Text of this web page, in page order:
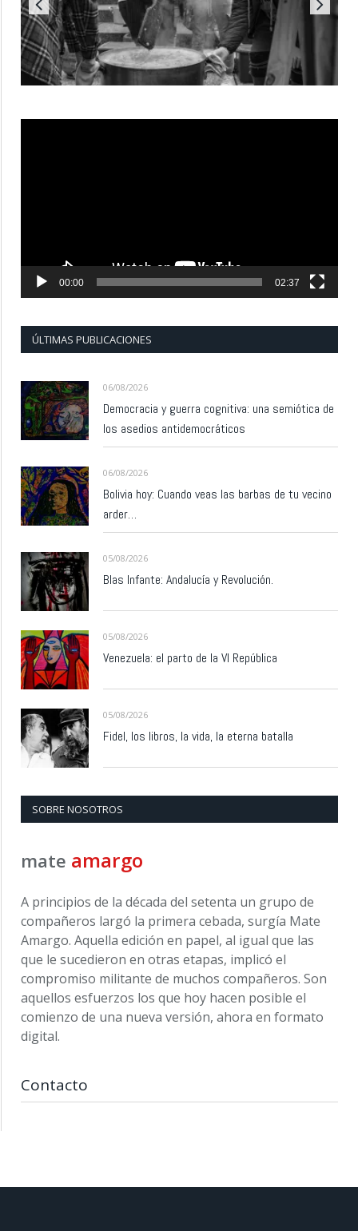
00:00 02:37
ÚLTIMAS PUBLICACIONES
06/08/2026
Democracia y guerra cognitiva: una semiótica de
los asedios antidemocráticos
06/08/2026
Bolivia hoy: Cuando veas las barbas de tu vecino
arder…
05/08/2026
Blas Infante: Andalucía y Revolución.
05/08/2026
Venezuela: el parto de la VI República
05/08/2026
Fidel, los libros, la vida, la eterna batalla
SOBRE NOSOTROS
mate amargo
A principios de la década del setenta un grupo de
compañeros largó la primera cebada, surgía Mate
Amargo. Aquella edición en papel, al igual que las
que le sucedieron en otras etapas, implicó el
compromiso militante de muchos compañeros. Son
aquellos esfuerzos los que hoy hacen posible el
comienzo de una nueva versión, ahora en formato
digital.
Contacto